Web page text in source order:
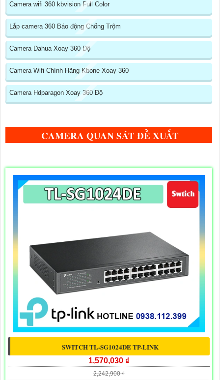
Camera wifi 360 kbvision Full Color
Lắp camera 360 Báo động Chống Trộm
Camera Dahua Xoay 360 Độ
Camera Wifi Chính Hãng Kbone Xoay 360
Camera Hdparagon Xoay 360 Độ
CAMERA QUAN SÁT ĐỀ XUẤT
SWITCH TL-SG1024DE TP-LINK
1,570,030 ₫
2,242,900 ₫